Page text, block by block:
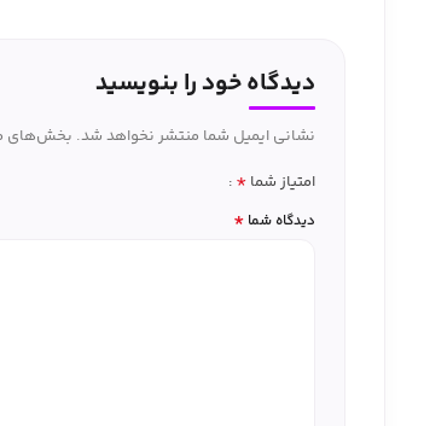
دیدگاه خود را بنویسید
نشانی ایمیل شما منتشر نخواهد شد. بخش‌های
امتیاز شما *
دیدگاه شما *